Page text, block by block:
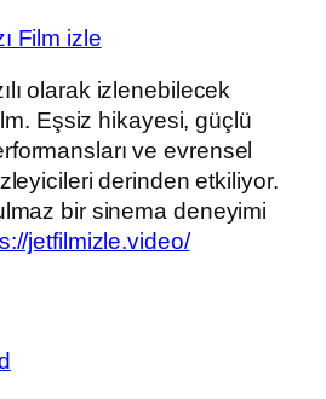
Film izle
olarak izlenebilecek
Eşsiz hikayesi, güçlü
ve evrensel
derinden etkiliyor.
bir sinema deneyimi
jetfilmizle.video/